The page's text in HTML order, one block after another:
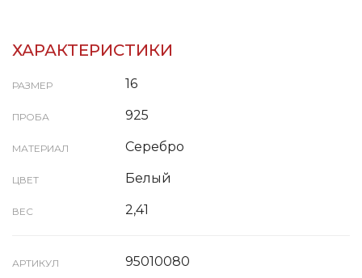
ХАРАКТЕРИСТИКИ
РАЗМЕР 16
ПРОБА 925
МАТЕРИАЛ Серебро
ЦВЕТ Белый
ВЕС 2,41
АРТИКУЛ 95010080